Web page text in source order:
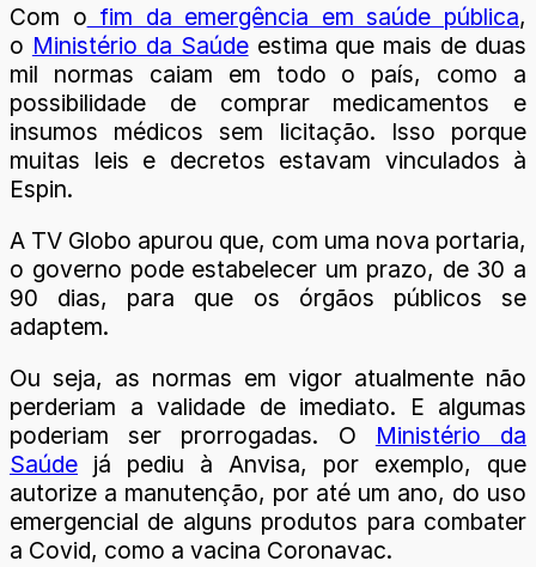
Com o fim da emergência em saúde pública,
o Ministério da Saúdeestima que mais de duas
mil normas caiam em todo o país, como a
possibilidade de comprar medicamentos e
insumos médicos sem licitação. Isso porque
muitas leis e decretos estavam vinculados à
Espin.
A TV Globo apurou que, com uma nova portaria,
o governo pode estabelecer um prazo, de 30 a
90 dias, para que os órgãos públicos se
adaptem.
Ou seja, as normas em vigor atualmente não
perderiam a validade de imediato. E algumas
poderiam ser prorrogadas. O Ministério da
Saúde já pediu à Anvisa, por exemplo, que
autorize a manutenção, por até um ano, do uso
emergencial de alguns produtos para combater
a Covid, como a vacina Coronavac.